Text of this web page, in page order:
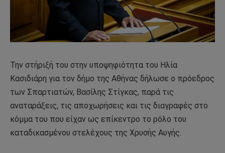
Την στήριξή του στην υποψηφιότητα του Ηλία
Κασιδιάρη για τον δήμο της Αθήνας δήλωσε ο πρόεδρος
των Σπαρτιατών, Βασίλης Στίγκας, παρά τις
αναταράξεις, τις αποχωρήσεις και τις διαγραφές στο
κόμμα του που είχαν ως επίκεντρο το ρόλο του
καταδικασμένου στελέχους της Χρυσής Αυγής.